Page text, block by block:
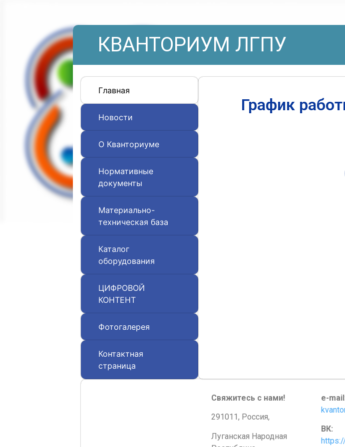
КВАНТОРИУМ ЛГПУ
Главная
Новости
О Кванториуме
Нормативные
документы
Материально-
техническая база
Каталог
оборудования
ЦИФРОВОЙ
КОНТЕНТ
Фотогалерея
Контактная
страница
График
Свяжитесь с нами!
291011, Россия,
Луганская Народная
e-
ВК: